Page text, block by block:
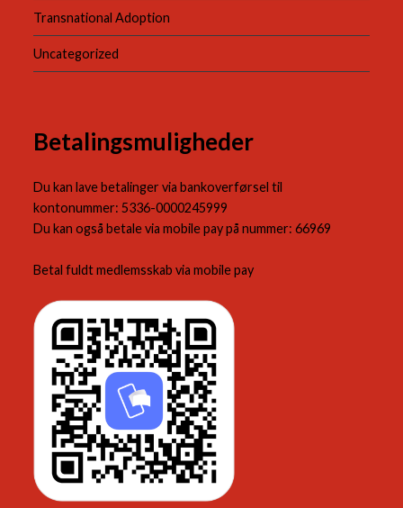
Transnational Adoption
Uncategorized
Betalingsmuligheder
Du kan lave betalinger via bankoverførsel til
kontonummer: 5336-0000245999
Du kan også betale via mobile pay på nummer: 66969
Betal fuldt medlemsskab via mobile pay